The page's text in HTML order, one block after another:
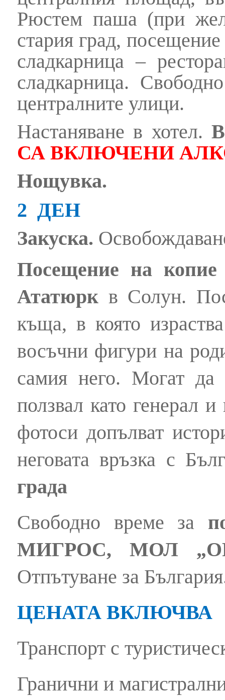
Рюстем паша (при
стария град,
сладкарница –
сладкарница.
централните улици.
Настаняване в хотел.
СА ВКЛЮЧЕНИ
Нощувка.
2 ДЕН
Закуска.
Посещение на
Ататюрк в Солун.
къща, в която
восъчни фигури на
самия него. Могат да
ползвал като генерал
фотоси допълват
неговата връзка с
града
Свободно време за
МИГРОС, МОЛ
Отпътуване за
ЦЕНАТА ВКЛЮЧВА
Транспорт с
Гранични и